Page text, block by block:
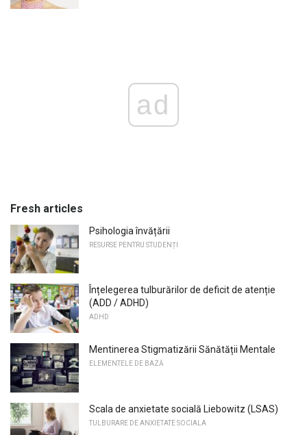
ad
Fresh articles
Psihologia învățării
RESURSE PENTRU STUDENȚI
Înțelegerea tulburărilor de deficit de atenție
(ADD / ADHD)
ADHD
Mentinerea Stigmatizării Sănătății Mentale
ELEMENTELE DE BAZĂ
Scala de anxietate socială Liebowitz (LSAS)
TULBURARE DE ANXIETATE SOCIALA